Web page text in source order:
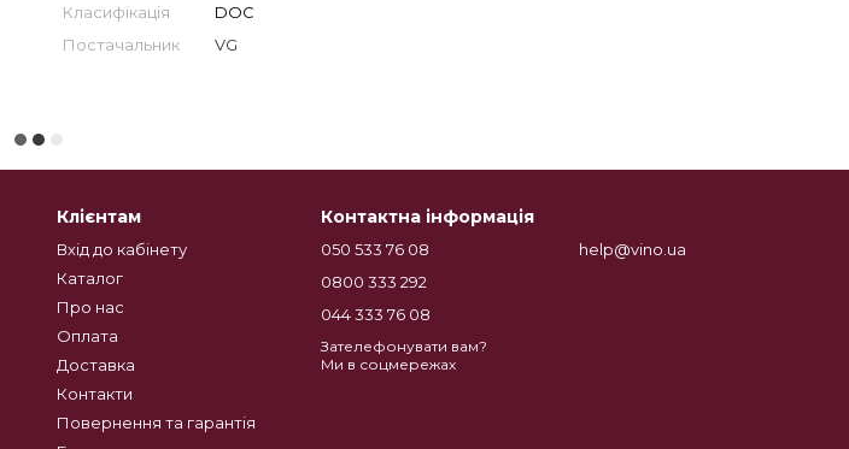
Класифікація
DOC
Постачальник
VG
Клієнтам
Вхід до кабінету
Каталог
Про нас
Оплата
Доставка
Контакти
Повернення та гарантія
Контактна інформація
050 533 76 08
0800 333 292
044 333 76 08
Зателефонувати вам?
help@vino.ua
Ми в соцмережах